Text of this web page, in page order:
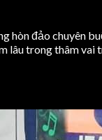
hòn đảo chuyên
trong thâm vai